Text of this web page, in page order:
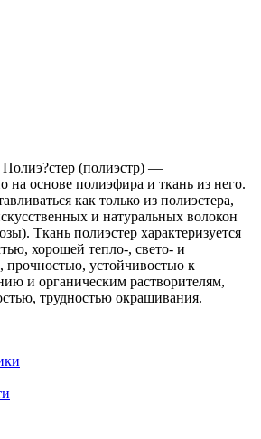
(полиэстр) —
на основе полиэфира и ткань из него.
как только из полиэстера,
и натуральных волокон
Ткань полиэстер характеризуется
хорошей тепло-, свето- и
прочностью, устойчивостью к
и органическим растворителям,
трудностью окрашивания.